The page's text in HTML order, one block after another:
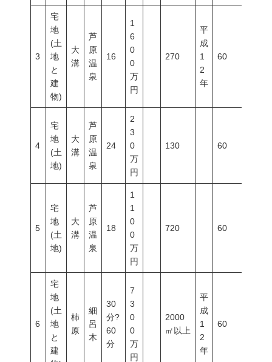
3
宅
地
(土
地
と
建
物)
大
溝
芦
原
温
泉
16
1
6
0
0
万
円
270
平
成
1
2
年
60
4
宅
地
(土
地)
大
溝
芦
原
温
泉
24
2
3
0
万
円
130 60
5
宅
地
(土
地)
大
溝
芦
原
温
泉
18
1
1
0
0
万
円
720 60
6
宅
地
(土
地
と
建
柿
原
細
呂
木
30
分?
60
分
7
3
0
0
万
円
2000
㎡以上
平
成
1
2
年
60